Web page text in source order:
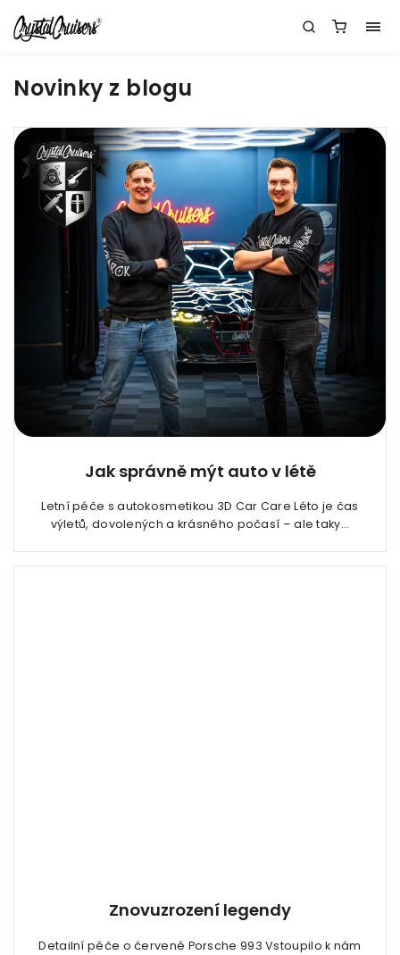
Novinky z blogu
Jak správně mýt auto v létě
Letní péče s autokosmetikou 3D Car Care Léto je čas
výletů, dovolených a krásného počasí – ale taky...
Znovuzrození legendy
Detailní péče o červené Porsche 993 Vstoupilo k nám